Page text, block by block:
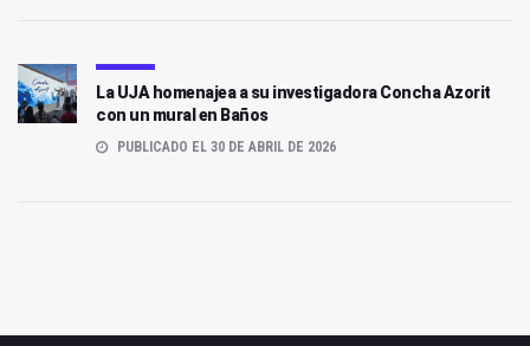
La UJA homenajea a su investigadora Concha Azorit
con un mural en Baños
PUBLICADO EL 30 DE ABRIL DE 2026